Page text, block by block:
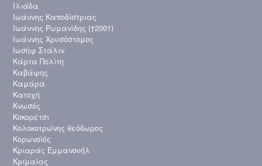
Ιλιάδα
Ιωάννης Καποδίστριας
Ιωάννης Ρωμανίδης (†2001)
Ιωάννης Χρυσόστομος
Ιωσήφ Στάλιν
Κάρτα Πολίτη
Καβάφης
Καμάρα
Κατοχή
Κνωσός
Κοκορέτσι
Κολοκοτρώνης θεόδωρος
Κορωνοϊός
Κριαράς Εμμανουήλ
Κριμαίας